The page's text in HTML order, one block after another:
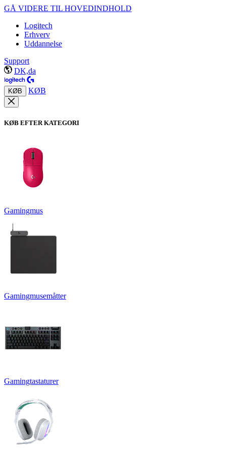
GÅ VIDERE TIL HOVEDINDHOLD
Logitech
Erhverv
Uddannelse
Support
DK,da
KØB KØB
KØB EFTER KATEGORI
Gamingmus
Gamingmusemåtter
Gamingtastaturer